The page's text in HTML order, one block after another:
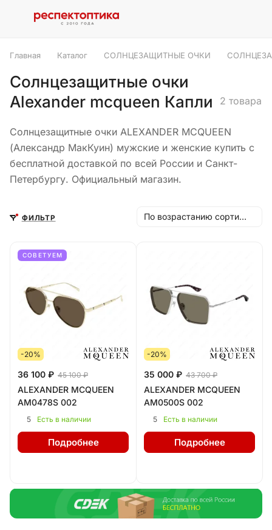
Главная Каталог СОЛНЦЕЗАЩИТНЫЕ ОЧКИ
Солнцезащитные очки
Alexander mcqueen Капли
2 товара
Солнцезащитные очки ALEXANDER MCQUEEN
(Александр МакКуин) мужские и женские купить с
бесплатной доставкой по всей России и Санкт-
Петербургу. Официальный магазин.
ФИЛЬТР По возрастанию сортировки
СОВЕТУЕМ
-20%
36 100 ₽ 45 100 ₽
ALEXANDER MCQUEEN
AM0478S 002
5 Есть в наличии
Подробнее
-20%
35 000 ₽ 43 700 ₽
ALEXANDER MCQUEEN
AM0500S 002
5 Есть в наличии
Подробнее